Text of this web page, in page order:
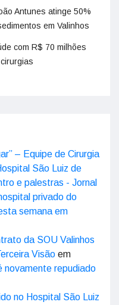
Antunes atinge 50%
em Valinhos
com R$ 70 milhões
– Equipe de Cirurgia
São Luiz de
e palestras - Jornal
privado do
semana em
da SOU Valinhos
Visão em
novamente repudiado
no Hospital São Luiz